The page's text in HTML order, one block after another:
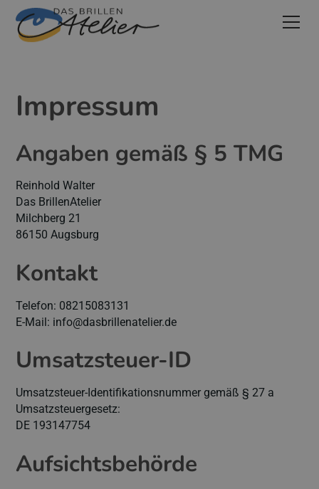
Impressum
Angaben gemäß § 5 TMG
Reinhold Walter
Das BrillenAtelier
Milchberg 21
86150 Augsburg
Kontakt
Telefon: 08215083131
E-Mail: info@dasbrillenatelier.de
Umsatzsteuer-ID
Umsatzsteuer-Identifikationsnummer gemäß § 27 a
Umsatzsteuergesetz:
DE 193147754
Aufsichtsbehörde